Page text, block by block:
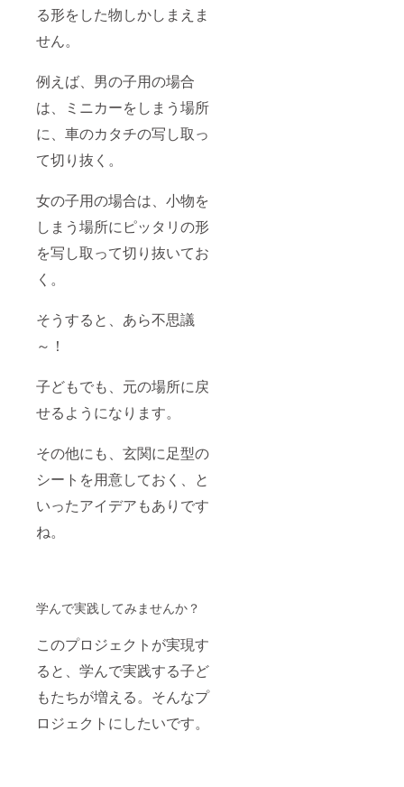
る形をした物しかしまえま
せん。
例えば、男の子用の場合
は、ミニカーをしまう場所
に、車のカタチの写し取っ
て切り抜く。
女の子用の場合は、小物を
しまう場所にピッタリの形
を写し取って切り抜いてお
く。
そうすると、あら不思議
～！
子どもでも、元の場所に戻
せるようになります。
その他にも、玄関に足型の
シートを用意しておく、と
いったアイデアもありです
ね。
学んで実践してみませんか？
このプロジェクトが実現す
ると、学んで実践する子ど
もたちが増える。そんなプ
ロジェクトにしたいです。